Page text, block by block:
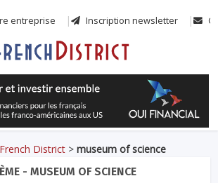
entreprise Inscription newsletter
French District >museum of science
- MUSEUM OF SCIENCE